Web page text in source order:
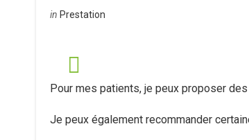
in Prestation
Pour mes patients, je peux proposer
Je peux également recommander